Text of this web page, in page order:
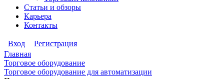
Статьи и обзоры
Карьера
Контакты
Вход
Регистрация
Главная
Торговое оборудование
Торговое оборудование для автоматизации